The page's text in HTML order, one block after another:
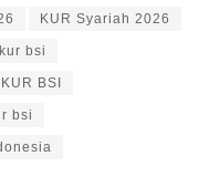
KUR Syariah 2026
bsi
BSI
bsi